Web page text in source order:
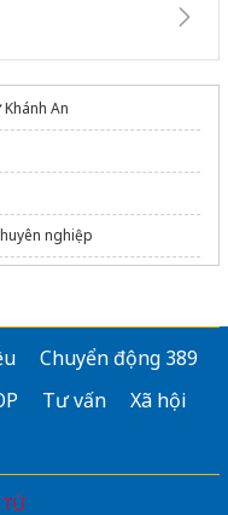
Khánh An
nghiệp
Chuyển động 389
Tư vấn
Xã hội